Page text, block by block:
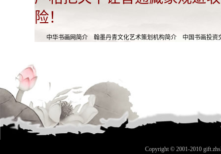
险！
中华书画网简介 翰墨丹青文化艺术策划机构简介 中国书画投资
Copyright © 2001-2010